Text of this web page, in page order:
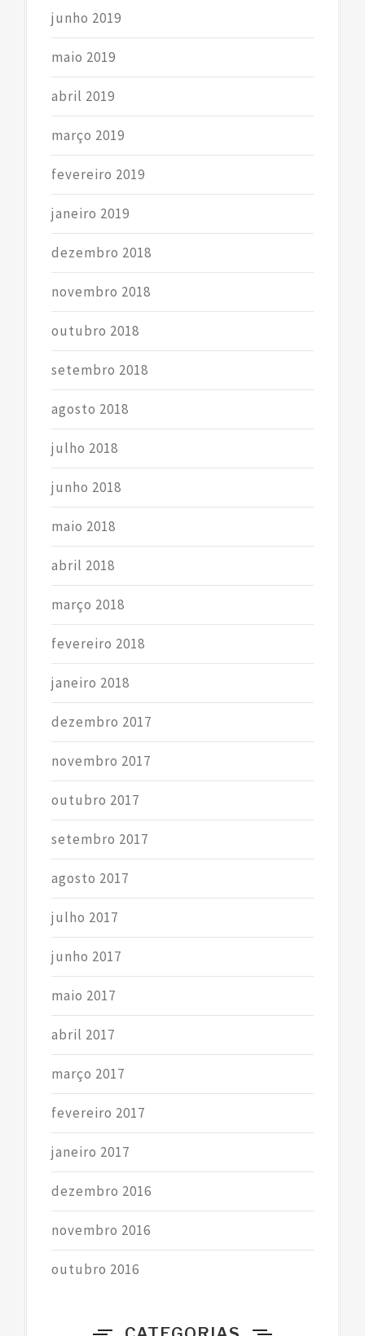
junho 2019
maio 2019
abril 2019
março 2019
fevereiro 2019
janeiro 2019
dezembro 2018
novembro 2018
outubro 2018
setembro 2018
agosto 2018
julho 2018
junho 2018
maio 2018
abril 2018
março 2018
fevereiro 2018
janeiro 2018
dezembro 2017
novembro 2017
outubro 2017
setembro 2017
agosto 2017
julho 2017
junho 2017
maio 2017
abril 2017
março 2017
fevereiro 2017
janeiro 2017
dezembro 2016
novembro 2016
outubro 2016